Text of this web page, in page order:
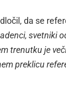
da se
svetniki
trenutku je
preklicu